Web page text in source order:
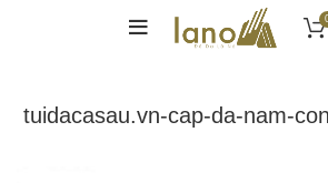
tuidacasau.vn-cap-da-nam-